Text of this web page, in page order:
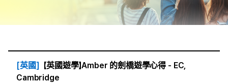
[英國]
【英國遊學】Amber 的劍橋遊學心得 - EC,
Cambridge